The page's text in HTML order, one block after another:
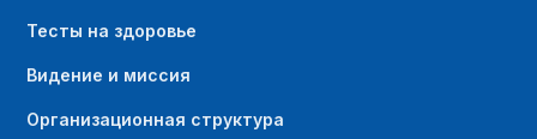
Тесты на здоровье
Видение и миссия
Организационная структура